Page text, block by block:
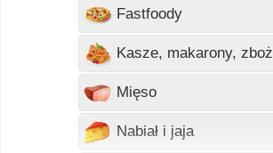
Fastfoody
Wczytywanie
Kasze, makarony,
Wczytywanie
Mięso
Wczytywanie
Nabiał i jaja